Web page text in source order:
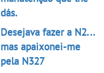
dás.
Desejava fazer a N2...
mas apaixonei-me
pela N327